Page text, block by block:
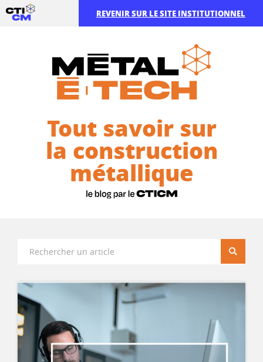
Tout savoir sur
la construction
métallique
REVENIR SUR LE SITE INSTITUTIONNEL